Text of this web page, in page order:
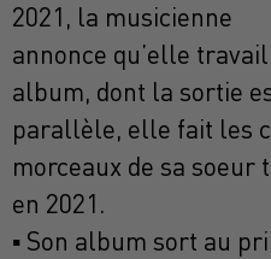
2021, la musicienne
annonce qu’elle
album, dont la sortie
parallèle, elle fait les
morceaux de sa soeur
en 2021.
▪ Son album sort au